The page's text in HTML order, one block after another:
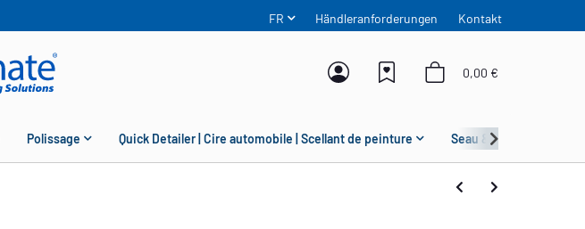
FR Händleranforderungen Kontakt
0,00 €
Polissage Quick Detailer | Cire automobile | Scellant de peinture Seau & Grit Guard